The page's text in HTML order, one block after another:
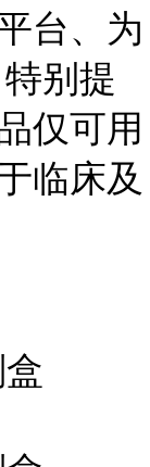
台、为
别提
仅可用
临床及